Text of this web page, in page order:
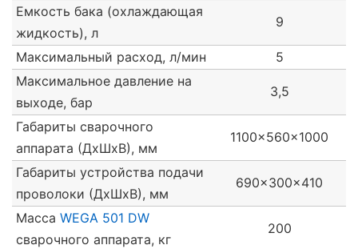
Емкость бака (охлаждающая
жидкость), л
9
Максимальный расход, л/мин
5
Максимальное давление на
выходе, бар
3,5
Габариты сварочного
аппарата (ДxШxВ), мм
1100x560x1000
Габариты устройства подачи
проволоки (ДxШxВ), мм
690x300x410
Масса WEGA 501 DW
сварочного аппарата, кг
200